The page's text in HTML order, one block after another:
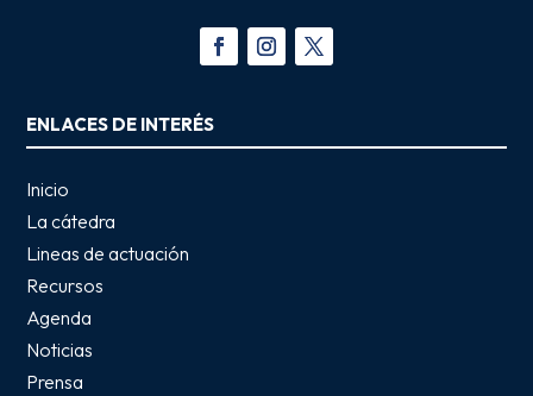
ENLACES DE INTERÉS
Inicio
La cátedra
Lineas de actuación
Recursos
Agenda
Noticias
Prensa